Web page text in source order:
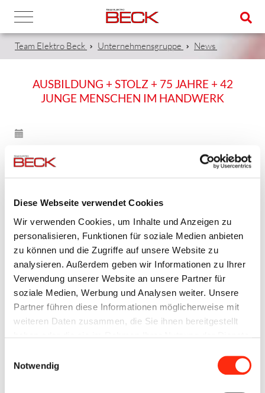
Diese Webseite verwendet Cookies
Wir verwenden Cookies, um Inhalte und Anzeigen zu
personalisieren, Funktionen für soziale Medien anbieten
zu können und die Zugriffe auf unsere Website zu
analysieren. Außerdem geben wir Informationen zu Ihrer
Verwendung unserer Website an unsere Partner für
soziale Medien, Werbung und Analysen weiter. Unsere
Partner führen diese Informationen möglicherweise mit
weiteren Daten zusammen, die Sie ihnen bereitgestellt
Notwendig
Team Elektro Beck Unternehmensgruppe News
AUSBILDUNG + STOLZ + 75 JAHRE + 42
JUNGE MENSCHEN IM HANDWERK
Zugehörige Dateien
Ausbildung.jpg168 KB